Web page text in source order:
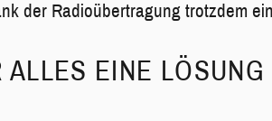
der Radioübertragung trotzdem
ALLES EINE LÖSUNG